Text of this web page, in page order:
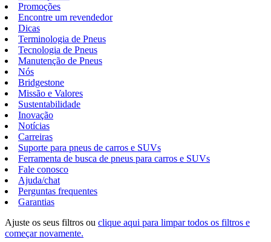
Promoções
Encontre um revendedor
Dicas
Terminologia de Pneus
Tecnologia de Pneus
Manutenção de Pneus
Nós
Bridgestone
Missão e Valores
Sustentabilidade
Inovação
Notícias
Carreiras
Suporte para pneus de carros e SUVs
Ferramenta de busca de pneus para carros e SUVs
Fale conosco
Ajuda/chat
Perguntas frequentes
Garantias
Ajuste os seus filtros ou clique aqui para limpar todos os filtros e
começar novamente.